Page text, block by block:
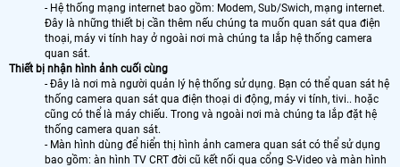
- Hệ thống mạng internet bao gồm: Modem, Sub/Swich, mạng internet.
Đây là những thiết bị cần thêm nếu chúng ta muốn quan sát qua điện
thoại, máy vi tính hay ở ngoài nơi mà chúng ta lắp hệ thống camera
quan sát.
Thiết bị nhận hình ảnh cuối cùng
- Đây là nơi mà người quản lý hệ thống sử dụng. Bạn có thể quan sát hệ
thống camera quan sát qua điện thoại di động, máy vi tính, tivi.. hoặc
cũng có thể là máy chiếu. Trong và ngoài nơi mà chúng ta lắp đặt hệ
thống camera quan sát.
- Màn hình dùng để hiển thị hình ảnh camera quan sát có thể sử dụng
bao gồm: àn hình TV CRT đời cũ kết nối qua cổng S-Video và màn hình